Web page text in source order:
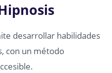
desarrollar habilidades
con un método